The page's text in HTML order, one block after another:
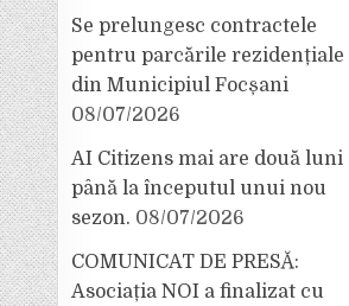
Se prelungesc contractele
pentru parcările rezidențiale
din Municipiul Focșani
08/07/2026
AI Citizens mai are două luni
până la începutul unui nou
sezon. 08/07/2026
COMUNICAT DE PRESĂ:
Asociația NOI a finalizat cu